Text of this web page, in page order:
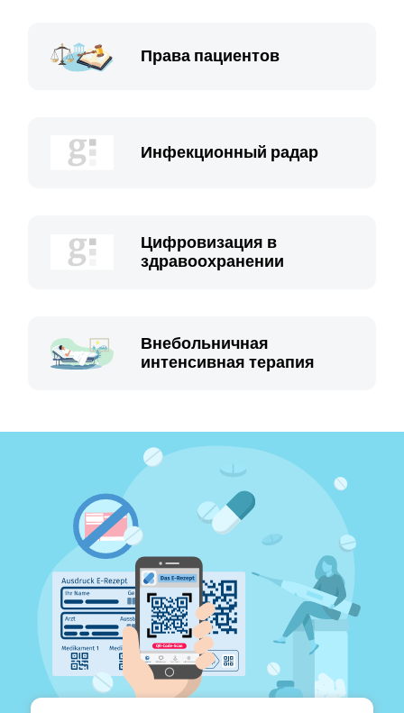
Права пациентов
Инфекционный радар
Цифровизация в
здравоохранении
Внебольничная
интенсивная терапия